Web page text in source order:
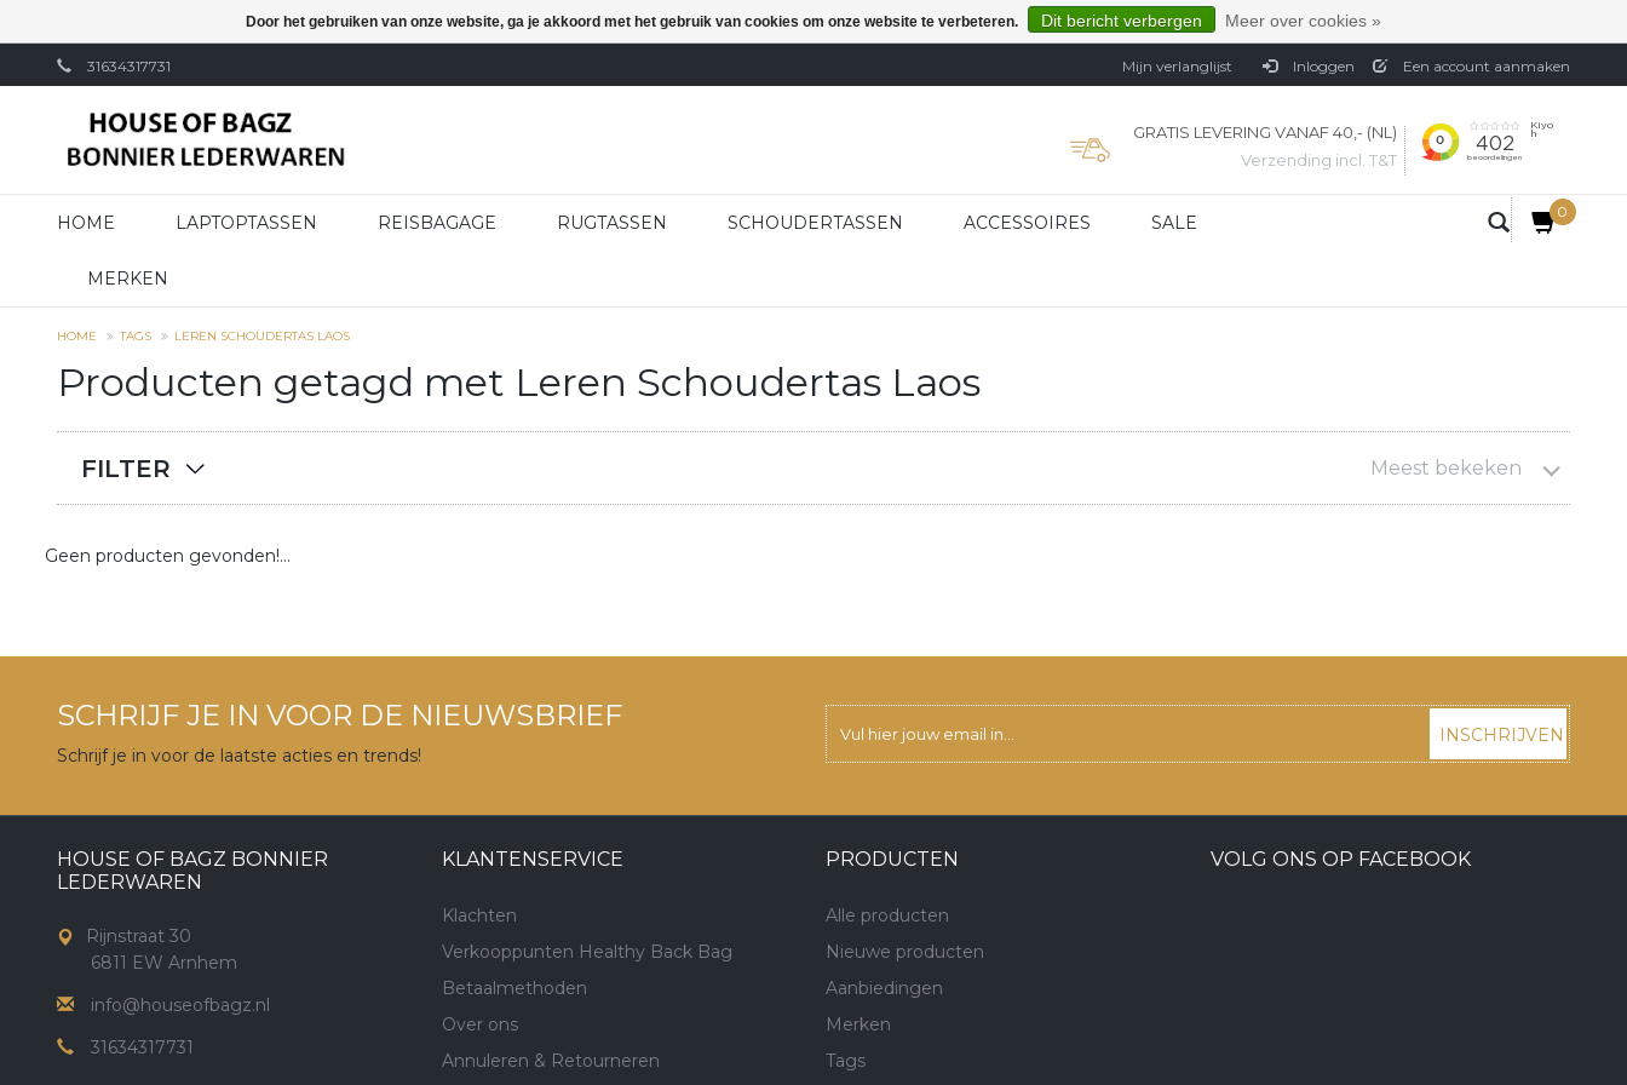
31634317731 Mijn verlanglijst Inloggen Een account aanmaken
GRATIS LEVERING VANAF 40,- (NL)
Verzending incl. T&T
HOME LAPTOPTASSEN REISBAGAGE RUGTASSEN SCHOUDERTASSEN ACCESSOIRES SALE
MERKEN
0
HOME TAGS LEREN SCHOUDERTAS LAOS
Producten getagd met Leren Schoudertas Laos
FILTER Meest bekeken
Geen producten gevonden!...
SCHRIJF JE IN VOOR DE NIEUWSBRIEF
Schrijf je in voor de laatste acties en trends!
INSCHRIJVEN
HOUSE OF BAGZ BONNIER
LEDERWAREN
Rijnstraat 30
6811 EW Arnhem
info@houseofbagz.nl
31634317731
KLANTENSERVICE
Klachten
Verkooppunten Healthy Back Bag
Betaalmethoden
Over ons
Annuleren & Retourneren
PRODUCTEN
Alle producten
Nieuwe producten
Aanbiedingen
Merken
Tags
VOLG ONS OP FACEBOOK
Door het gebruiken van onze website, ga je akkoord met het gebruik van cookies om onze website te verbeteren. Dit bericht verbergen Meer over cookies »